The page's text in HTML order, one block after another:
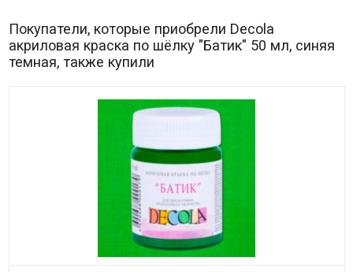
Покупатели, которые приобрели Decola
акриловая краска по шёлку "Батик" 50 мл, синяя
темная, также купили